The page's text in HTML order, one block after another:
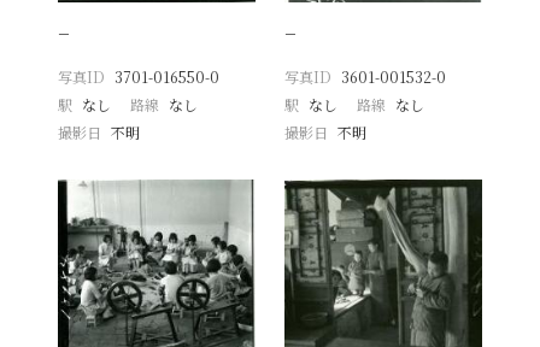
−
写真ID 3701-016550-0
駅 なし 路線 なし
撮影日
不明
−
写真ID 3601-001532-0
駅 なし 路線 なし
撮影日 不明